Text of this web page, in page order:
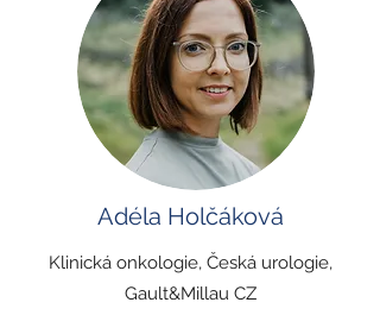
Adéla Holčáková
Klinická onkologie, Česká urologie,
Gault&Millau CZ